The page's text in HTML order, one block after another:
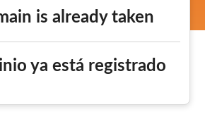
is already taken
ya está registrado